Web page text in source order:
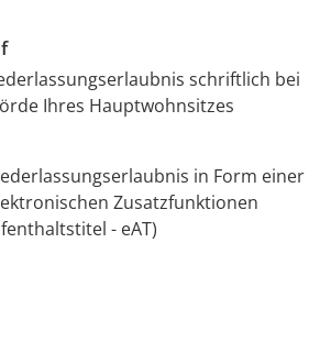
schriftlich bei
Ihres Hauptwohnsitzes
in Form einer
Zusatzfunktionen
- eAT)